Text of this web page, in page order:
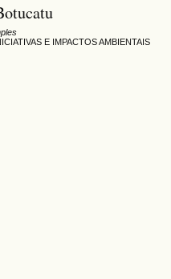
E IMPACTOS AMBIENTAIS